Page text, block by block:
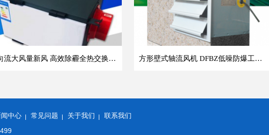
单向流大风量新风 高效除霾全热交换新风机空气净化 方形壁式轴流风机 DFBZ低噪防爆工业XBDZ静音220V/380V壁式边墙风机
闻中心 常见问题 关于我们 联系我们